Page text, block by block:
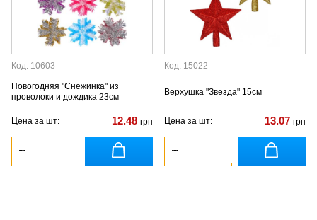
Код: 10603
Новогодняя "Снежинка" из
проволоки и дождика 23см
Цена за шт: 12.48 грн
Код: 15022
Верхушка "Звезда" 15см
Цена за шт: 13.07 грн